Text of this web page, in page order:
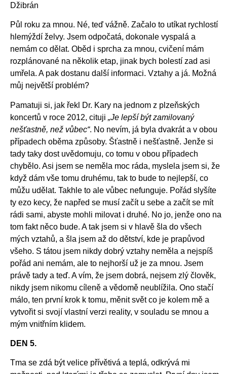
Džibrán
Půl roku za mnou. Né, teď vážně. Začalo to utíkat rychlostí
hlemýždí želvy. Jsem odpočatá, dokonale vyspalá a
nemám co dělat. Oběd i sprcha za mnou, cvičení mám
rozplánované na několik etap, jinak bych bolestí zad asi
umřela. A pak dostanu další informaci. Vztahy a já. Možná
můj největší problém?
Pamatuji si, jak řekl Dr. Kary na jednom z plzeňských
koncertů v roce 2012, cituji „Je lepší být zamilovaný
nešťastně, než vůbec“. No nevím, já byla dvakrát a v obou
případech oběma způsoby. Šťastně i nešťastně. Jenže si
tady taky dost uvědomuju, co tomu v obou případech
chybělo. Asi jsem se neměla moc ráda, myslela jsem si, že
když dám vše tomu druhému, tak to bude to nejlepší, co
můžu udělat. Takhle to ale vůbec nefunguje. Pořád slyšíte
ty ezo kecy, že napřed se musí začít u sebe a začít se mít
rádi sami, abyste mohli milovat i druhé. No jo, jenže ono na
tom fakt něco bude. A tak jsem si v hlavě šla do všech
mých vztahů, a šla jsem až do dětství, kde je prapůvod
všeho. S tátou jsem nikdy dobrý vztahy neměla a nejspíš
pořád ani nemám, ale to nejhorší už je za mnou. Jsem
právě tady a teď. A vím, že jsem dobrá, nejsem zlý člověk,
nikdy jsem nikomu cíleně a vědomě neublížila. Ono stačí
málo, ten první krok k tomu, měnit svět co je kolem mě a
vytvořit si svojí vlastní verzi reality, v souladu se mnou a
mým vnitřním klidem.
DEN 5.
Tma se zdá být velice přívětivá a teplá, odkrývá mi